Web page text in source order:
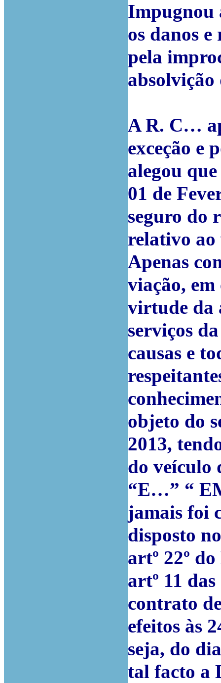
Impugnou
os danos
pela
A R. C…
exceção e
alegou
01 de
seguro do
relativo
Apenas
viação, em
virtude da
serviços
causas e
objeto do
2013,
do
“E…” “
jamais foi
disposto
artº 22º
artº 11
contrato
efeitos às
seja, do
tal facto a